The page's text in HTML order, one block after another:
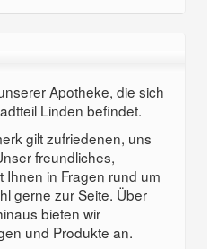
Apotheke, die sich
Linden befindet.
gilt zufriedenen, uns
freundliches,
Ihnen in Fragen rund um
gerne zur Seite. Über
bieten wir
und Produkte an.